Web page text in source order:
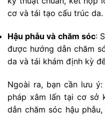
cơ và tái tạo cấu trúc da.
Hậu phẫu và chăm sóc:
được hướng dẫn chăm
da và tái khám định kỳ
Ngoài ra, bạn cần lưu
pháp xâm lấn tại cơ sở
dẫn chăm sóc hậu